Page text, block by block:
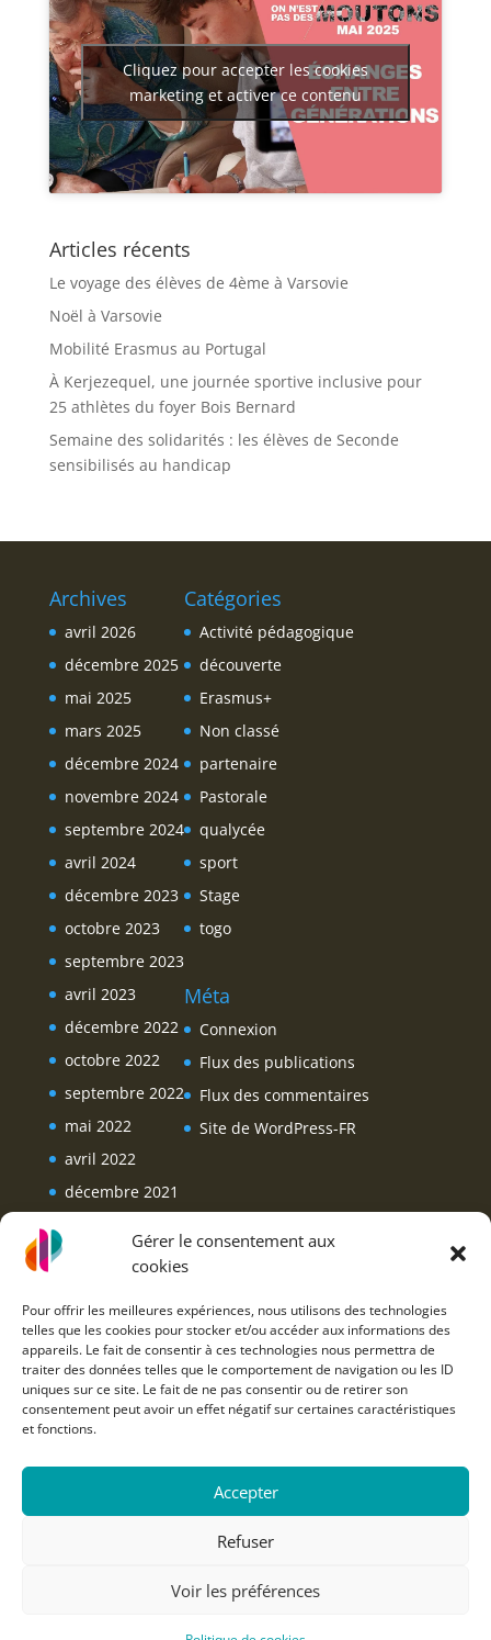
Gérer le consentement aux
cookies
Pour offrir les meilleures expériences, nous utilisons des technologies
telles que les cookies pour stocker et/ou accéder aux informations des
appareils. Le fait de consentir à ces technologies nous permettra de
traiter des données telles que le comportement de navigation ou les ID
uniques sur ce site. Le fait de ne pas consentir ou de retirer son
consentement peut avoir un effet négatif sur certaines caractéristiques
et fonctions.
Accepter
Refuser
Voir les préférences
Cliquez pour accepter les cookies
marketing et activer ce contenu
Articles récents
Le voyage des élèves de 4ème à Varsovie
Noël à Varsovie
Mobilité Erasmus au Portugal
À Kerjezequel, une journée sportive inclusive pour
25 athlètes du foyer Bois Bernard
Semaine des solidarités : les élèves de Seconde
sensibilisés au handicap
Archives
avril 2026
décembre 2025
mai 2025
mars 2025
décembre 2024
novembre 2024
septembre 2024
avril 2024
décembre 2023
octobre 2023
septembre 2023
avril 2023
décembre 2022
octobre 2022
septembre 2022
mai 2022
avril 2022
décembre 2021
janvier 2021
Catégories
Activité pédagogique
découverte
Erasmus+
Non classé
partenaire
Pastorale
qualycée
sport
Stage
togo
Méta
Connexion
Flux des publications
Flux des commentaires
Site de WordPress-FR